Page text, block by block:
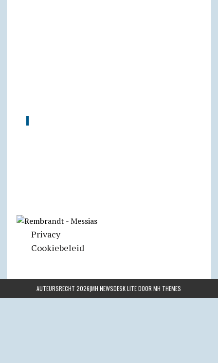
Privacy
Cookiebeleid
AUTEURSRECHT 2026|MH NEWSDESK LITE DOORMH THEMES